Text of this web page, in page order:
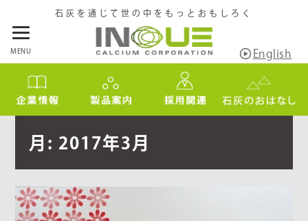
石灰を通じて世の中をもっとおもしろく
English
MENU
月: 2017年3月